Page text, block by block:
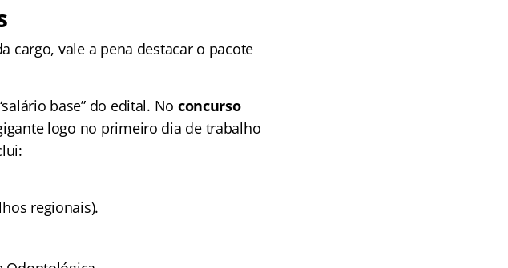
cargo, vale a pena destacar o pacote
base” do edital. No concurso
logo no primeiro dia de trabalho
regionais).